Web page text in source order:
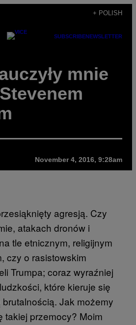
+ POLISH
SUBSCRIBENEWSLETTER
mnie
November 4, 2016, 9:28am
agresją. Czy
atakach dronów i
tle etnicznym, religijnym
czy o rasistowskim
Trumpa; coraz wyraźniej
które kieruje się
Jak możemy
takiej przemocy? Moim